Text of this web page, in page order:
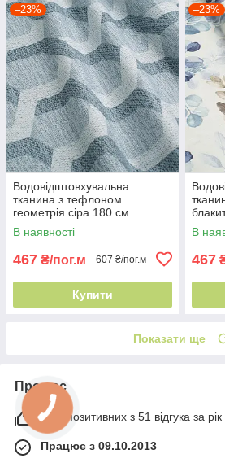
–23%
Водовідштовхувальна
тканина з тефлоном
геометрія сіра 180 см
Туреччина - графічний
малюнок
В наявності
467 ₴/пог.м 607 ₴/пог.м
Купити
–23%
В
467
Показати ще
Про нас
98% позитивних з 51 відгука за рік
Працює з 09.10.2013